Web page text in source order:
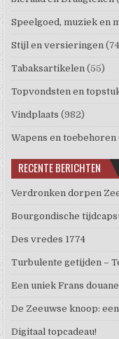
Speelgoed, muziek en
Stijl en versieringen
Tabaksartikelen (55)
Topvondsten en
Vindplaats (982)
Wapens en toebehoren
RECENTE BERICHTEN
Verdronken dorpen
Bourgondische
Des vredes 1774
Turbulente getijden –
Een uniek Frans
De Zeeuwse knoop:
Digitaal topcadeau!